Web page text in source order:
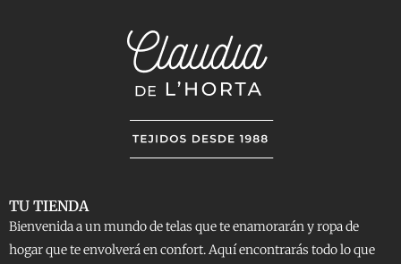
TU TIENDA
Bienvenida a un mundo de telas que te enamorarán y ropa de
hogar que te envolverá en confort. Aquí encontrarás todo lo que